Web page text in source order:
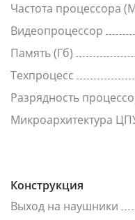
Частота процессора
Видеопроцессор
Память (Гб)
Техпроцесс
Разрядность
Микроархитектура
Конструкция
Выход на наушники